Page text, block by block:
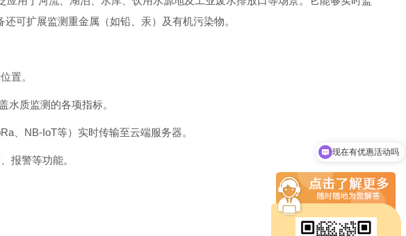
可以介绍下你们的产品么
可扩展监测重金属（如铅、汞）及有机污染物。
置。
水质监测的各项指标。
、NB-IoT等）实时传输至云端服务器。
报警等功能。